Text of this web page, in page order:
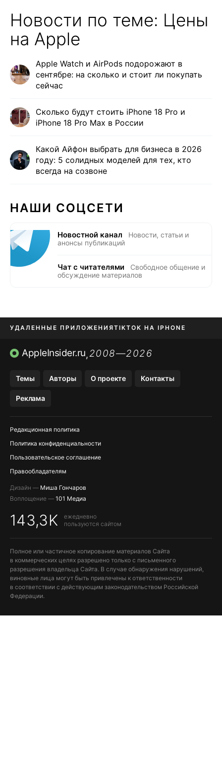
Новости по теме: Цены
на Apple
Apple Watch и AirPods подорожают в
сентябре: на сколько и стоит ли покупать
сейчас
Сколько будут стоить iPhone 18 Pro и
iPhone 18 Pro Max в России
Какой Айфон выбрать для бизнеса в 2026
году: 5 солидных моделей для тех, кто
всегда на созвоне
НАШИ СОЦСЕТИ
Новостной канал
Новости, статьи и
анонсы публикаций
Чат с читателями
Свободное общение и
обсуждение материалов
УДАЛЕННЫЕ ПРИЛОЖЕНИЯTIKTOK НА IPHONE
ПРИЛОЖЕНИЯ БЕЗ APP STORE
AppleInsider.ru,2008—2026
Темы Авторы О проекте Контакты
Реклама
Редакционная политика
Политика конфиденциальности
Пользовательское соглашение
Правообладателям
Дизайн — Миша Гончаров
Воплощение — 101 Медиа
143,3K
ежедневно
пользуются сайтом
Полное или частичное копирование материалов Сайта
в коммерческих целях разрешено только с письменного
разрешения владельца Сайта. В случае обнаружения нарушений,
виновные лица могут быть привлечены к ответственности
в соответствии с действующим законодательством Российской
Федерации.